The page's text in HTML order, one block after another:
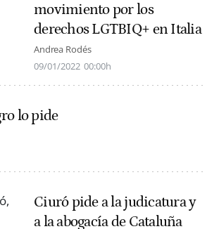
movimiento por los
derechos LGTBIQ+ en Italia
Andrea Rodés
09/01/2022 00:00h
lo pide
Ciuró pide a la judicatura y
a la abogacía de Cataluña